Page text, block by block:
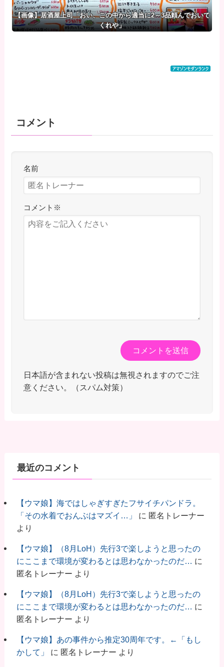
【画像】居酒屋上司「おい、この中から適当に2～3品頼んでおいて
くれや」
コメント
名前
コメント ※
日本語が含まれない投稿は無視されますのでご注
意ください。（スパム対策）
最近のコメント
【ウマ娘】海ではしゃぎすぎたフサイチパンドラ。
「その水着でおんぶはマズイ…」
に 匿名トレーナー
より
【ウマ娘】（8月LoH）先行3で楽しようと思ったの
にここまで環境が変わるとは思わなかったのだ… に
匿名トレーナー より
【ウマ娘】（8月LoH）先行3で楽しようと思ったの
にここまで環境が変わるとは思わなかったのだ… に
匿名トレーナー より
【ウマ娘】あの事件から推定30周年です。←「もし
かして」
に 匿名トレーナー より